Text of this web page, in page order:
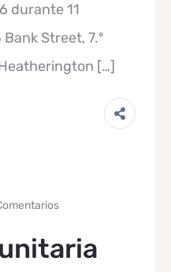
durante 11
Street, 7.º
[…]